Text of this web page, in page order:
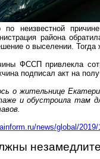
неизвестной
района
о выселении.
ФССП привлекла
подписал акт на
о жительнице
и обустроила там
news/global/